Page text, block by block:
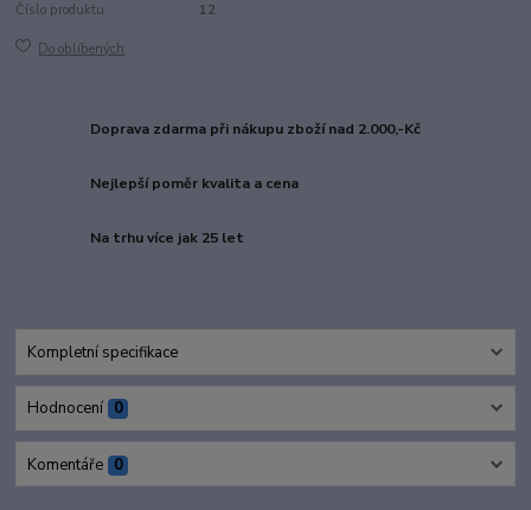
Číslo produktu: 12
Do oblíbených
Doprava zdarma při nákupu zboží nad 2.000,-Kč
Nejlepší poměr kvalita a cena
Na trhu více jak 25 let
Kompletní specifikace
Hodnocení 0
Komentáře 0